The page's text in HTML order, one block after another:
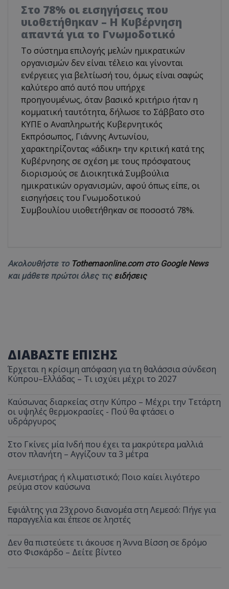
Στο 78% οι εισηγήσεις που
υιοθετήθηκαν – Η Κυβέρνηση
απαντά για το Γνωμοδοτικό
Το σύστημα επιλογής μελών ημικρατικών
οργανισμών δεν είναι τέλειο και γίνονται
ενέργειες για βελτίωσή του, όμως είναι σαφώς
καλύτερο από αυτό που υπήρχε
προηγουμένως, όταν βασικό κριτήριο ήταν η
κομματική ταυτότητα, δήλωσε το Σάββατο στο
ΚΥΠΕ ο Αναπληρωτής Κυβερνητικός
Εκπρόσωπος, Γιάννης Αντωνίου,
χαρακτηρίζοντας «άδικη» την κριτική κατά της
Κυβέρνησης σε σχέση με τους πρόσφατους
διορισμούς σε Διοικητικά Συμβούλια
ημικρατικών οργανισμών, αφού όπως είπε, οι
εισηγήσεις του Γνωμοδοτικού
Συμβουλίου υιοθετήθηκαν σε ποσοστό 78%.
Ακολουθήστε το Tothemaonline.com στο Google News
και μάθετε πρώτοι όλες τις ειδήσεις
ΔΙΑΒΑΣΤΕ ΕΠΙΣΗΣ
Έρχεται η κρίσιμη απόφαση για τη θαλάσσια σύνδεση
Κύπρου–Ελλάδας – Τι ισχύει μέχρι το 2027
Καύσωνας διαρκείας στην Κύπρο – Μέχρι την Τετάρτη
οι υψηλές θερμοκρασίες - Πού θα φτάσει ο
υδράργυρος
Στο Γκίνες μία Ινδή που έχει τα μακρύτερα μαλλιά
στον πλανήτη – Αγγίζουν τα 3 μέτρα
Ανεμιστήρας ή κλιματιστικό; Ποιο καίει λιγότερο
ρεύμα στον καύσωνα
Εφιάλτης για 23χρονο διανομέα στη Λεμεσό: Πήγε για
παραγγελία και έπεσε σε ληστές
Δεν θα πιστεύετε τι άκουσε η Άννα Βίσση σε δρόμο
στο Φισκάρδο – Δείτε βίντεο